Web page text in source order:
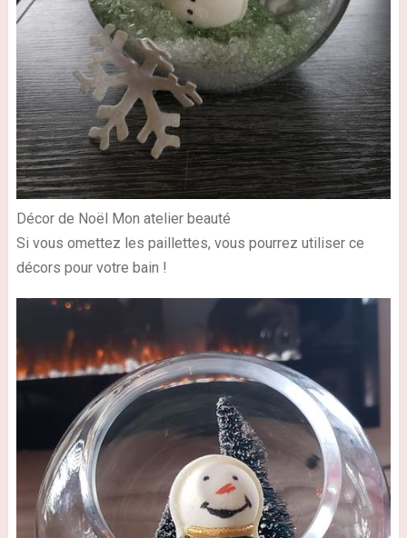
Décor de Noël Mon atelier beauté
Si vous omettez les paillettes, vous pourrez utiliser ce
décors pour votre bain !